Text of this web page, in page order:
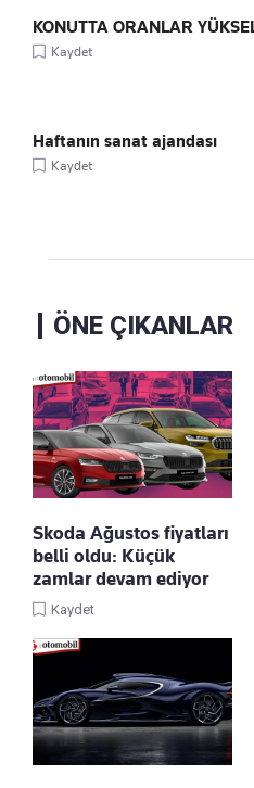
KONUTTA ORANLAR
Kaydet
Haftanın sanat ajandası
Kaydet
ÖNE ÇIKANLAR
Skoda Ağustos fiyatları
belli oldu: Küçük
zamlar devam ediyor
Kaydet